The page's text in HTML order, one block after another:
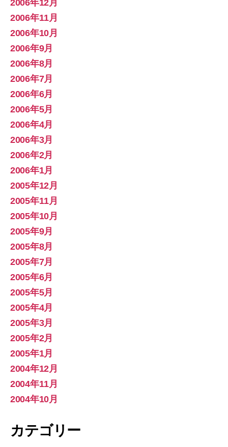
2006年12月
2006年11月
2006年10月
2006年9月
2006年8月
2006年7月
2006年6月
2006年5月
2006年4月
2006年3月
2006年2月
2006年1月
2005年12月
2005年11月
2005年10月
2005年9月
2005年8月
2005年7月
2005年6月
2005年5月
2005年4月
2005年3月
2005年2月
2005年1月
2004年12月
2004年11月
2004年10月
カテゴリー